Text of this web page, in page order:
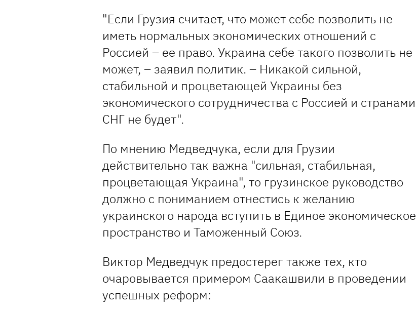
"Если Грузия считает, что может себе позволить не
иметь нормальных экономических отношений с
Россией – ее право. Украина себе такого позволить не
может, – заявил политик. – Никакой сильной,
стабильной и процветающей Украины без
экономического сотрудничества с Россией и странами
СНГ не будет".
По мнению Медведчука, если для Грузии
действительно так важна "сильная, стабильная,
процветающая Украина", то грузинское руководство
должно с пониманием отнестись к желанию
украинского народа вступить в Единое экономическое
пространство и Таможенный Союз.
Виктор Медведчук предостерег также тех, кто
очаровывается примером Саакашвили в проведении
успешных реформ: